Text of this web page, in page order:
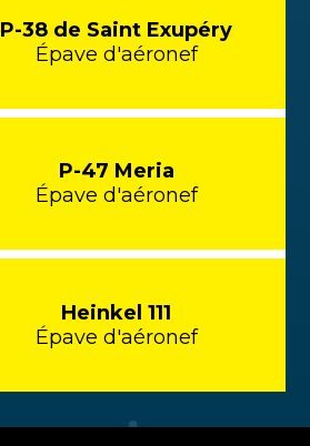
P-38 de Saint Exupéry
Épave d'aéronef
P-47 Meria
Épave d'aéronef
Heinkel 111
Épave d'aéronef